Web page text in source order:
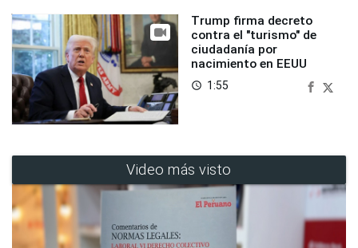
Trump firma decreto
contra el "turismo" de
ciudadanía por
nacimiento en EEUU
access_time 1:55
Video más visto